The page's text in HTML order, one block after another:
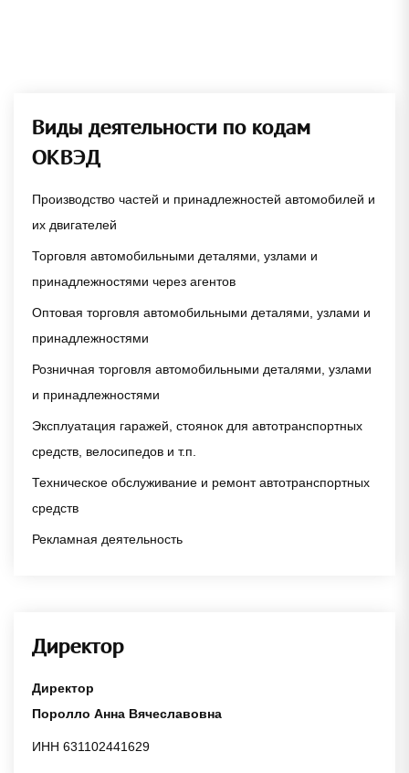
Виды деятельности по кодам
ОКВЭД
Производство частей и принадлежностей автомобилей и
их двигателей
Торговля автомобильными деталями, узлами и
принадлежностями через агентов
Оптовая торговля автомобильными деталями, узлами и
принадлежностями
Розничная торговля автомобильными деталями, узлами
и принадлежностями
Эксплуатация гаражей, стоянок для автотранспортных
средств, велосипедов и т.п.
Техническое обслуживание и ремонт автотранспортных
средств
Рекламная деятельность
Директор
Директор
Поролло Анна Вячеславовна
ИНН 631102441629